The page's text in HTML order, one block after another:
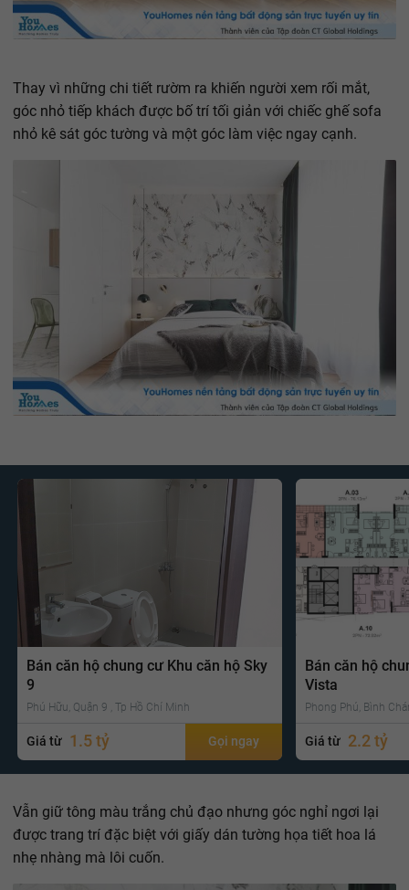
Thay vì những chi tiết rườm ra khiến người xem rối mắt,
góc nhỏ tiếp khách được bố trí tối giản với chiếc ghế sofa
nhỏ kê sát góc tường và một góc làm việc ngay cạnh.
Bán căn hộ chung cư Khu căn hộ Sky
9
Phú Hữu, Quận 9 , Tp Hồ Chí Minh
Giá từ 1.5 tỷ Gọi ngay
Bán căn hộ
Vista
Phong Phú, Bình
Giá từ 2.2 tỷ
Vẫn giữ tông màu trắng chủ đạo nhưng góc nghỉ ngơi lại
được trang trí đặc biệt với giấy dán tường họa tiết hoa lá
nhẹ nhàng mà lôi cuốn.